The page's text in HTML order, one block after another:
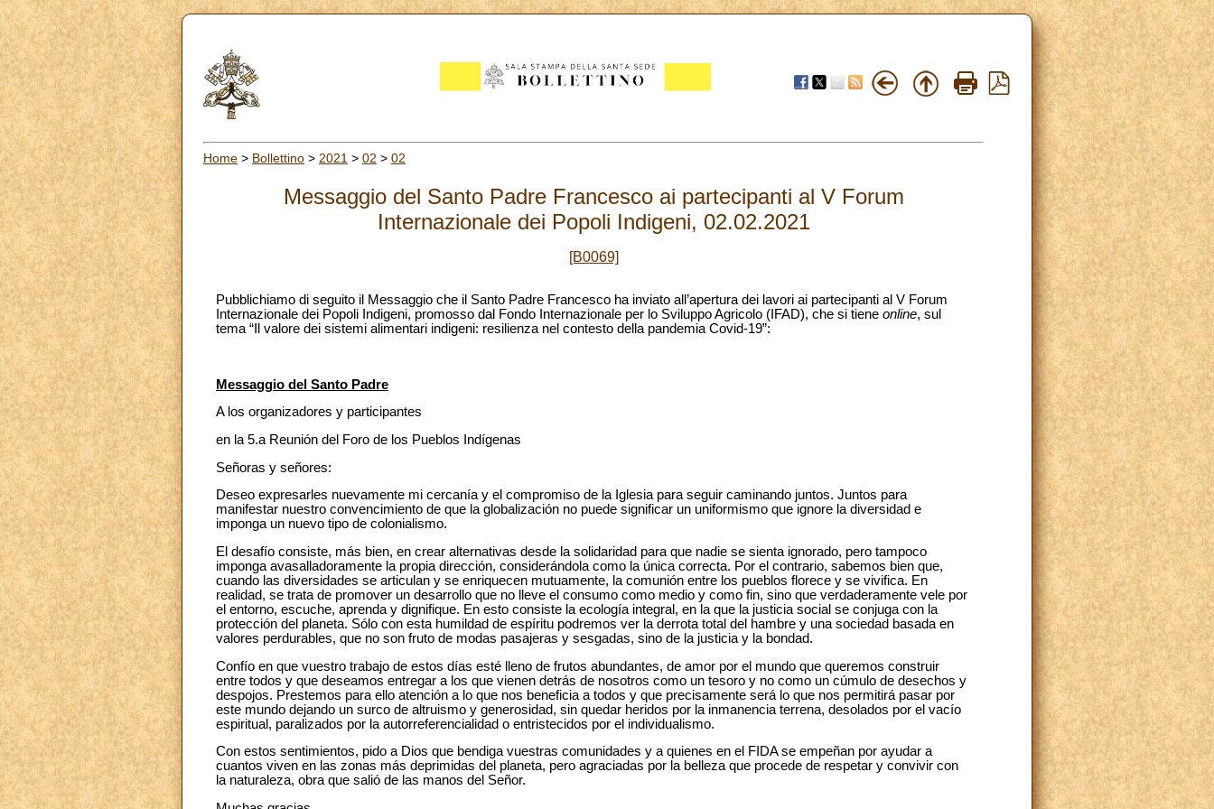
Home > Bollettino > 2021 > 02 > 02
Messaggio del Santo Padre Francesco ai partecipanti al V Forum
Internazionale dei Popoli Indigeni, 02.02.2021
[B0069]
Pubblichiamo di seguito il Messaggio che il Santo Padre Francesco ha inviato all’apertura dei lavori ai partecipanti al V Forum
Internazionale dei Popoli Indigeni, promosso dal Fondo Internazionale per lo Sviluppo Agricolo (IFAD), che si tiene online, sul
tema “Il valore dei sistemi alimentari indigeni: resilienza nel contesto della pandemia Covid-19”:
Messaggio del Santo Padre
A los organizadores y participantes
en la 5.a Reunión del Foro de los Pueblos Indígenas
Señoras y señores:
Deseo expresarles nuevamente mi cercanía y el compromiso de la Iglesia para seguir caminando juntos. Juntos para
manifestar nuestro convencimiento de que la globalización no puede significar un uniformismo que ignore la diversidad e
imponga un nuevo tipo de colonialismo.
El desafío consiste, más bien, en crear alternativas desde la solidaridad para que nadie se sienta ignorado, pero tampoco
imponga avasalladoramente la propia dirección, considerándola como la única correcta. Por el contrario, sabemos bien que,
cuando las diversidades se articulan y se enriquecen mutuamente, la comunión entre los pueblos florece y se vivifica. En
realidad, se trata de promover un desarrollo que no lleve el consumo como medio y como fin, sino que verdaderamente vele por
el entorno, escuche, aprenda y dignifique. En esto consiste la ecología integral, en la que la justicia social se conjuga con la
protección del planeta. Sólo con esta humildad de espíritu podremos ver la derrota total del hambre y una sociedad basada en
valores perdurables, que no son fruto de modas pasajeras y sesgadas, sino de la justicia y la bondad.
Confío en que vuestro trabajo de estos días esté lleno de frutos abundantes, de amor por el mundo que queremos construir
entre todos y que deseamos entregar a los que vienen detrás de nosotros como un tesoro y no como un cúmulo de desechos y
despojos. Prestemos para ello atención a lo que nos beneficia a todos y que precisamente será lo que nos permitirá pasar por
este mundo dejando un surco de altruismo y generosidad, sin quedar heridos por la inmanencia terrena, desolados por el vacío
espiritual, paralizados por la autorreferencialidad o entristecidos por el individualismo.
Con estos sentimientos, pido a Dios que bendiga vuestras comunidades y a quienes en el FIDA se empeñan por ayudar a
cuantos viven en las zonas más deprimidas del planeta, pero agraciadas por la belleza que procede de respetar y convivir con
la naturaleza, obra que salió de las manos del Señor.